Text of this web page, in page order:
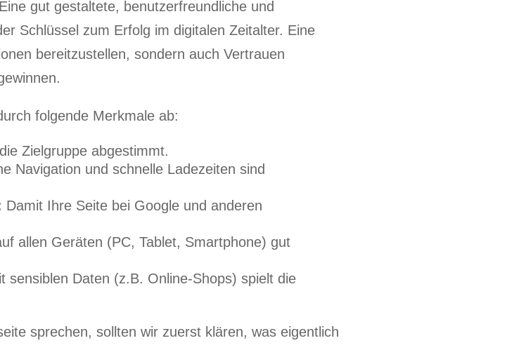
gut gestaltete, benutzerfreundliche und
Schlüssel zum Erfolg im digitalen Zeitalter. Eine
bereitzustellen, sondern auch Vertrauen
folgende Merkmale ab:
Zielgruppe abgestimmt.
Navigation und schnelle Ladezeiten sind
Damit Ihre Seite bei Google und anderen
allen Geräten (PC, Tablet, Smartphone) gut
sensiblen Daten (z.B. Online-Shops) spielt die
sprechen, sollten wir zuerst klären, was eigentlich